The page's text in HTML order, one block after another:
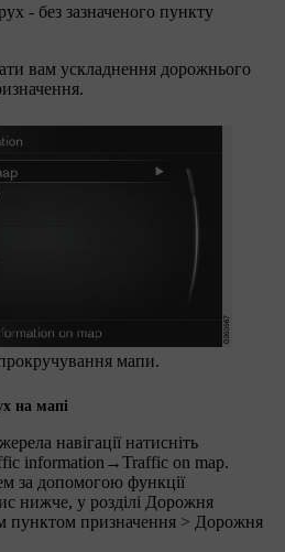
- без зазначеного пункту
вам ускладнення дорожнього
мапи.
на мапі
навігації натисніть
information →Traffic on map.
за допомогою функції
нижче, у розділі Дорожня
пунктом призначення > Дорожня